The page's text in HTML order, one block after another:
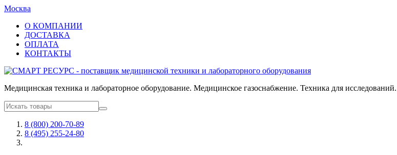
Москва
О КОМПАНИИ
ДОСТАВКА
ОПЛАТА
КОНТАКТЫ
Медицинская техника и лабораторное оборудование. Медицинское газоснабжение. Техника для исследований.
8 (800) 200-70-89
8 (495) 255-24-80